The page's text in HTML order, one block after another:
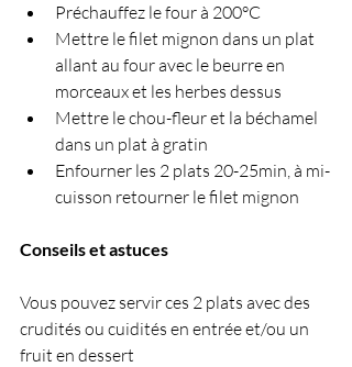
Préchauffez le four à 200°C
Mettre le filet mignon dans un plat
allant au four avec le beurre en
morceaux et les herbes dessus
Mettre le chou-fleur et la béchamel
dans un plat à gratin
Enfourner les 2 plats 20-25min, à mi-
cuisson retourner le filet mignon
Conseils et astuces
Vous pouvez servir ces 2 plats avec des
crudités ou cuidités en entrée et/ou un
fruit en dessert